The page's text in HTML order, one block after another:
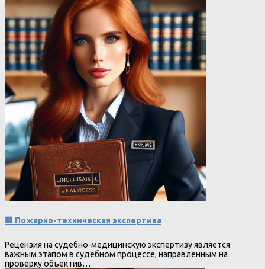
🟥 Пожарно-техническая экспертиза
Рецензия на судебно-медицинскую экспертизу является
важным этапом в судебном процессе, направленным на
проверку объектив…